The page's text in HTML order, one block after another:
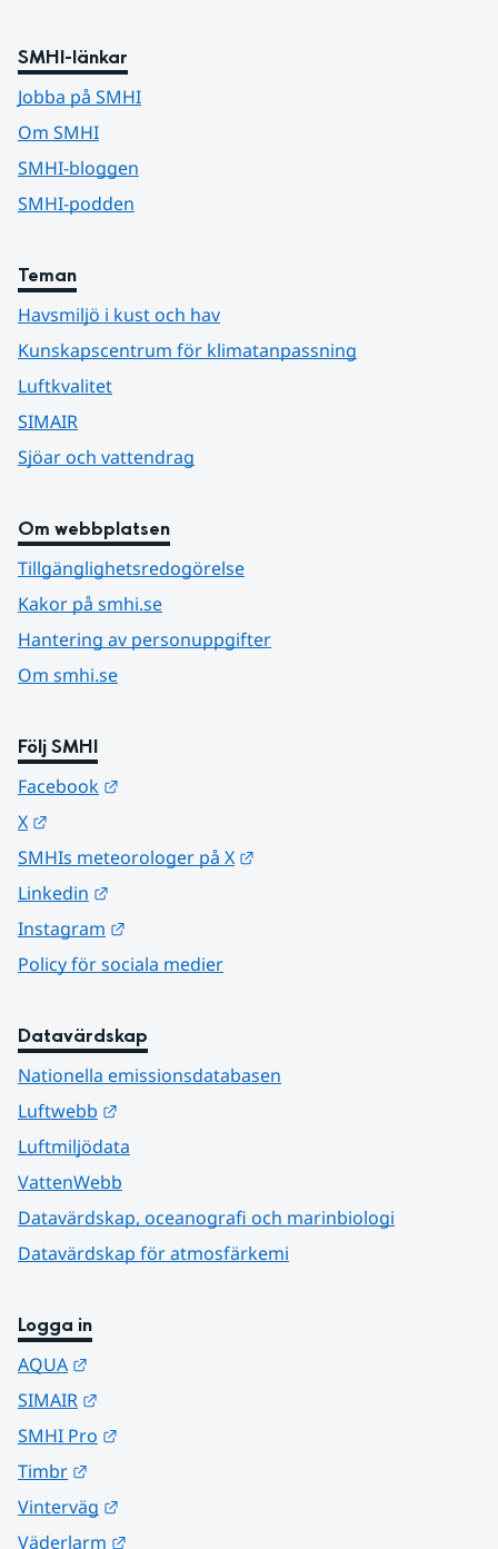
SMHI-länkar
Jobba på SMHI
Om SMHI
SMHI-bloggen
SMHI-podden
Teman
Havsmiljö i kust och hav
Kunskapscentrum för klimatanpassning
Luftkvalitet
SIMAIR
Sjöar och vattendrag
Om webbplatsen
Tillgänglighetsredogörelse
Kakor på smhi.se
Hantering av personuppgifter
Om smhi.se
Följ SMHI
Facebook
X
SMHIs meteorologer på X
Linkedin
Instagram
Policy för sociala medier
Datavärdskap
Nationella emissionsdatabasen
Luftwebb
Luftmiljödata
VattenWebb
Datavärdskap, oceanografi och marinbiologi
Datavärdskap för atmosfärkemi
Logga in
AQUA
SIMAIR
SMHI Pro
Timbr
Vinterväg
Väderlarm